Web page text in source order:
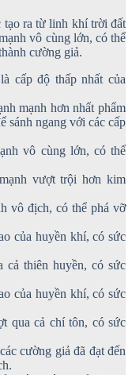
ra từ linh khí trời đất
vô cùng lớn, có thể
cường giả.
cấp độ thấp nhất của
mạnh hơn nhất phẩm
sánh ngang với các cấp
vô cùng lớn, có thể
vượt trội hơn kim
vô địch, có thể phá vỡ
của huyền khí, có sức
cả thiên huyền, có sức
của huyền khí, có sức
qua cả chí tôn, có sức
cường giả đã đạt đến